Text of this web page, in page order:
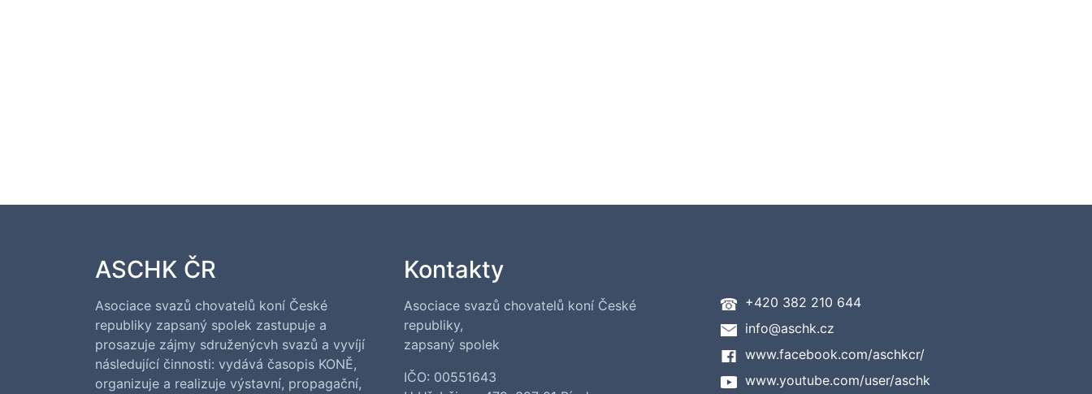
ASCHK ČR
Asociace svazů chovatelů koní České
republiky zapsaný spolek zastupuje a
prosazuje zájmy sdruženýcvh svazů a vyvíjí
následující činnosti: vydává časopis KONĚ,
organizuje a realizuje výstavní, propagační,
Kontakty
Asociace svazů chovatelů koní České
republiky,
zapsaný spolek
IČO: 00551643
+420 382 210 644
info@aschk.cz
www.facebook.com/aschkcr/
www.youtube.com/user/aschk